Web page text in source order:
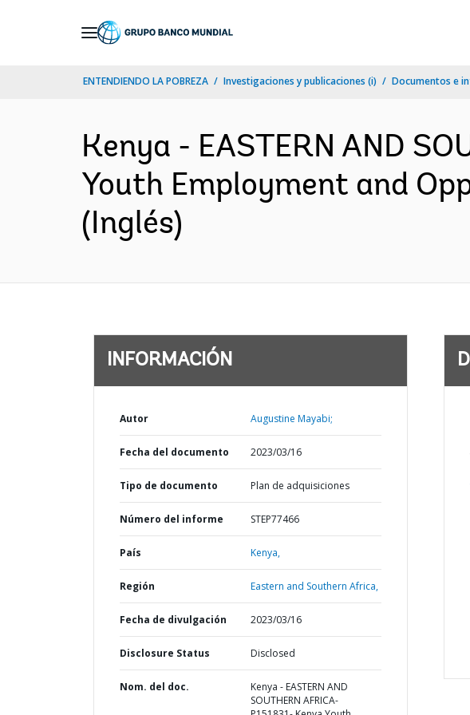
ENTENDIENDO LA POBREZA Investigaciones y publicaciones (i) Documentos e
Kenya - EASTERN AND
Youth Employment and
(Inglés)
INFORMACIÓN
Autor Augustine Mayabi;
Fecha del documento 2023/03/16
Tipo de documento Plan de adquisiciones
Número del informe STEP77466
País Kenya,
Región Eastern and Southern Africa,
Fecha de divulgación 2023/03/16
Disclosure Status Disclosed
Nom. del doc.
Kenya - EASTERN AND
SOUTHERN AFRICA-